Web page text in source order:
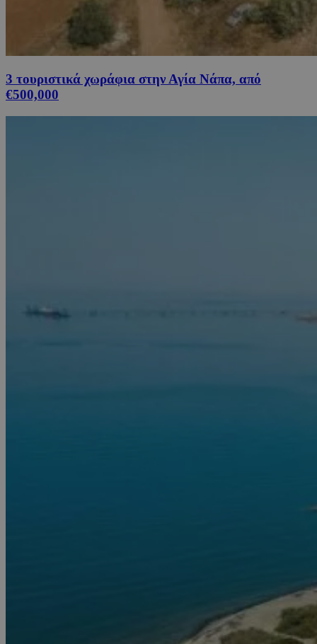
3 τουριστικά χωράφια στην Αγία Νάπα, από
€500,000